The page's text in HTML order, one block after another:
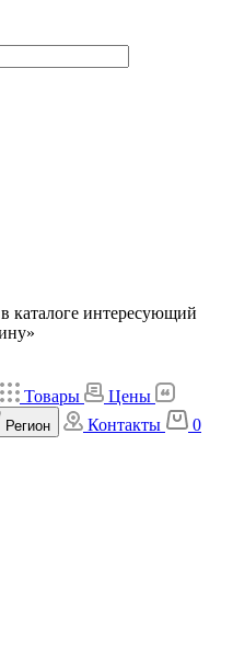
каталоге интересующий
Товары
Цены
Регион Контакты
0